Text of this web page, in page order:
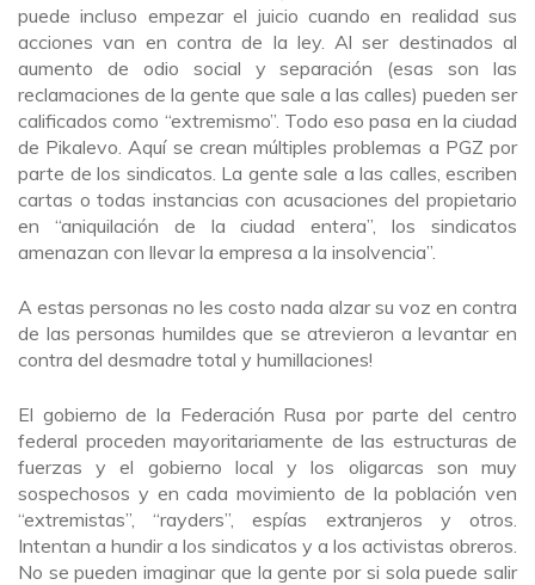
puede incluso empezar el juicio cuando en realidad sus
acciones van en contra de la ley. Al ser destinados al
aumento de odio social y separación (esas son las
reclamaciones de la gente que sale a las calles) pueden ser
calificados como “extremismo”. Todo eso pasa en la ciudad
de Pikalevo. Aquí se crean múltiples problemas a PGZ por
parte de los sindicatos. La gente sale a las calles, escriben
cartas o todas instancias con acusaciones del propietario
en “aniquilación de la ciudad entera”, los sindicatos
amenazan con llevar la empresa a la insolvencia”.
A estas personas no les costo nada alzar su voz en contra
de las personas humildes que se atrevieron a levantar en
contra del desmadre total y humillaciones!
El gobierno de la Federación Rusa por parte del centro
federal proceden mayoritariamente de las estructuras de
fuerzas y el gobierno local y los oligarcas son muy
sospechosos y en cada movimiento de la población ven
“extremistas”, “rayders”, espías extranjeros y otros.
Intentan a hundir a los sindicatos y a los activistas obreros.
No se pueden imaginar que la gente por si sola puede salir